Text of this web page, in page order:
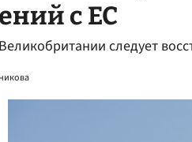
с ЕС
следует